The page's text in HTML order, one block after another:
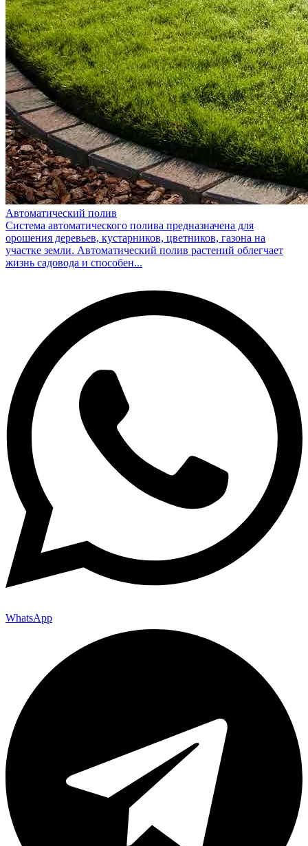
Автоматический полив
Система автоматического полива предназначена для
орошения деревьев, кустарников, цветников, газона на
участке земли. Автоматический полив растений облегчает
жизнь садовода и способен...
WhatsApp